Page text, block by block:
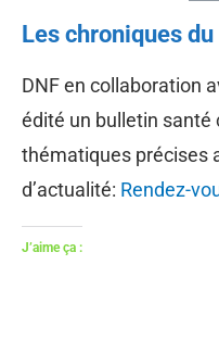
Les chroniques
DNF en collaboration
édité un bulletin santé
thématiques précises
d’actualité: Rendez-
J’aime ça :